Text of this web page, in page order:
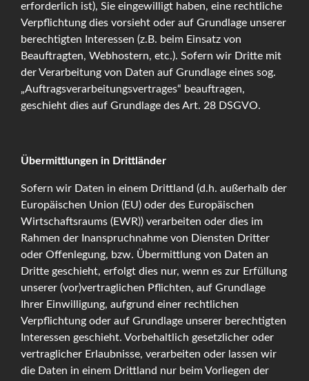
erforderlich ist), Sie eingewilligt haben, eine rechtliche
Verpflichtung dies vorsieht oder auf Grundlage unserer
berechtigten Interessen (z.B. beim Einsatz von
Beauftragten, Webhostern, etc.). Sofern wir Dritte mit
der Verarbeitung von Daten auf Grundlage eines sog.
„Auftragsverarbeitungsvertrages“ beauftragen,
geschieht dies auf Grundlage des Art. 28 DSGVO.
Übermittlungen in Drittländer
Sofern wir Daten in einem Drittland (d.h. außerhalb der
Europäischen Union (EU) oder des Europäischen
Wirtschaftsraums (EWR)) verarbeiten oder dies im
Rahmen der Inanspruchnahme von Diensten Dritter
oder Offenlegung, bzw. Übermittlung von Daten an
Dritte geschieht, erfolgt dies nur, wenn es zur Erfüllung
unserer (vor)vertraglichen Pflichten, auf Grundlage
Ihrer Einwilligung, aufgrund einer rechtlichen
Verpflichtung oder auf Grundlage unserer berechtigten
Interessen geschieht. Vorbehaltlich gesetzlicher oder
vertraglicher Erlaubnisse, verarbeiten oder lassen wir
die Daten in einem Drittland nur beim Vorliegen der